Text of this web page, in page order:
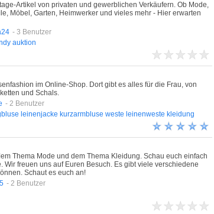
Artikel von privaten und gewerblichen Verkäufern. Ob Mode,
Möbel, Garten, Heimwerker und vieles mehr - Hier erwarten
- 3 Benutzer
auktion
im Online-Shop. Dort gibt es alles für die Frau, von
und Schals.
- 2 Benutzer
leinenjacke kurzarmbluse weste leinenweste kleidung
Thema Mode und dem Thema Kleidung. Schau euch einfach
freuen uns auf Euren Besuch. Es gibt viele verschiedene
Schaut es euch an!
- 2 Benutzer